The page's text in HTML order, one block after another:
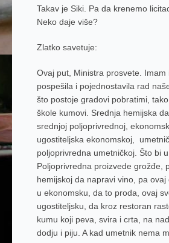
Takav je Siki. Pa da krenemo
Neko daje više?
Zlatko savetuje:
Ovaj put, Ministra prosvete. Imam
pospešila i pojednostavila rad
što postoje gradovi pobratimi,
škole kumovi. Srednja hemijska
srednjoj poljoprivrednoj,
ugostiteljska ekonomskoj,
poljoprivredna umetničkoj. Što bi
Poljoprivredna proizvede grožđe,
hemijskoj da napravi vino, pa ovaj
u ekonomsku, da to proda, ovaj
ugostiteljsku, da kroz restoran
kumu koji peva, svira i crta, na
dodju i piju. A kad umetnik nema